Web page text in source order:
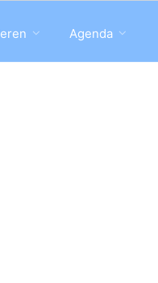
Agenda